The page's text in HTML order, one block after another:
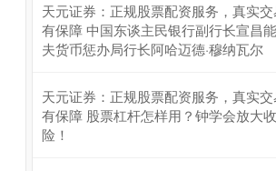
天元证券：正规股票配资服务，真实
有保障 中国东谈主民银行副行长宣昌
夫货币惩办局行长阿哈迈德·穆纳瓦尔
天元证券：正规股票配资服务，真实
有保障 股票杠杆怎样用？钟学会放大
险！